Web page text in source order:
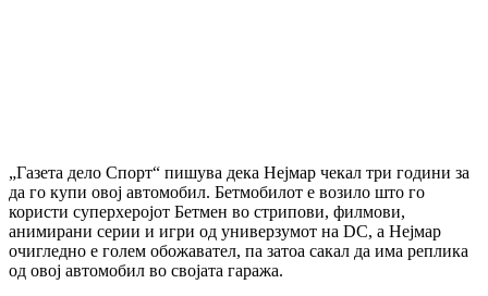
„Газета дело Спорт“ пишува дека Нејмар чекал три години за
да го купи овој автомобил. Бетмобилот е возило што го
користи суперхеројот Бетмен во стрипови, филмови,
анимирани серии и игри од универзумот на DC, а Нејмар
очигледно е голем обожавател, па затоа сакал да има реплика
од овој автомобил во својата гаража.